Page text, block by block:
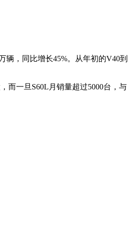
辆，同比增长45%。从年初的V40到
而一旦S60L月销量超过5000台，与